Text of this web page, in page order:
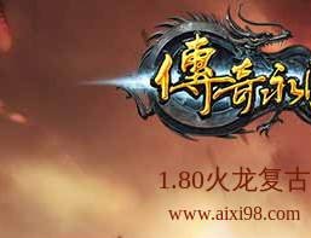
1.80火龙复古
www.aixi98.com